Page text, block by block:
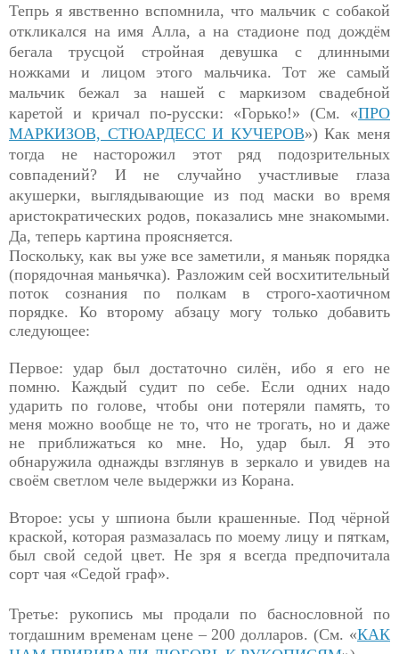
Тепрь я явственно вспомнила, что мальчик с собакой
откликался на имя Алла, а на стадионе под дождём
бегала трусцой стройная девушка с длинными
ножками и лицом этого мальчика. Тот же самый
мальчик бежал за нашей с маркизом свадебной
каретой и кричал по-русски: «Горько!» (См. «ПРО
МАРКИЗОВ, СТЮАРДЕСС И КУЧЕРОВ») Как меня
тогда не насторожил этот ряд подозрительных
совпадений? И не случайно участливые глаза
акушерки, выглядывающие из под маски во время
аристократических родов, показались мне знакомыми.
Да, теперь картина проясняется.
Поскольку, как вы уже все заметили, я маньяк порядка
(порядочная маньячка). Разложим сей восхитительный
поток сознания по полкам в строго-хаотичном
порядке. Ко второму абзацу могу только добавить
следующее:
Первое: удар был достаточно силён, ибо я его не
помню. Каждый судит по себе. Если одних надо
ударить по голове, чтобы они потеряли память, то
меня можно вообще не то, что не трогать, но и даже
не приближаться ко мне. Но, удар был. Я это
обнаружила однажды взглянув в зеркало и увидев на
своём светлом челе выдержки из Корана.
Второе: усы у шпиона были крашенные. Под чёрной
краской, которая размазалась по моему лицу и пяткам,
был свой седой цвет. Не зря я всегда предпочитала
сорт чая «Седой граф».
Третье: рукопись мы продали по баснословной по
тогдашним временам цене – 200 долларов. (См. «КАК